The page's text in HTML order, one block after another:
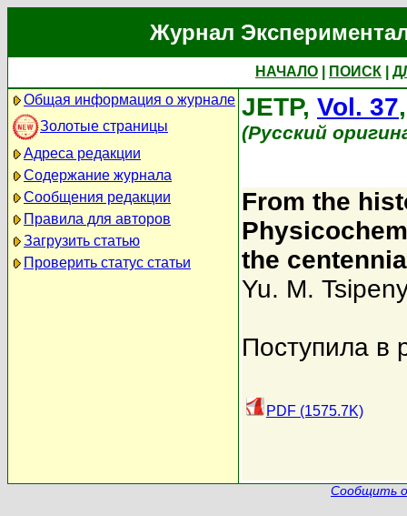
Журнал
НАЧАЛО ПОИСК
Общая информация о журнале
Золотые страницы
Адреса редакции
Содержание журнала
Сообщения редакции
Правила для авторов
Загрузить статью
Проверить статус статьи
JETP, Vol. 37
(Русский
From the
the
Yu. M.
Поступила в
PDF (1575.7K)
Сообщить о